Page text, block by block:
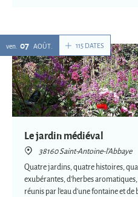
115 DATES
ven. 07 AOÛT
Le jardin médiéval
38160 Saint-Antoine-l'Abbaye
Quatre jardins, quatre histoires,
exubérantes, d'herbes
réunis par l'eau d'une fontaine et